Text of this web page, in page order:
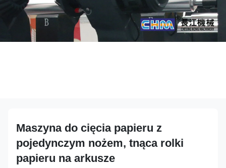
Maszyna do cięcia papieru z
pojedynczym nożem, tnąca rolki
papieru na arkusze